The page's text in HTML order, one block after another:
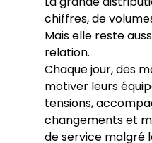
chiffres, de
Mais elle reste
relation.
Chaque jour, des
motiver leurs
tensions,
changements et
de service malgré